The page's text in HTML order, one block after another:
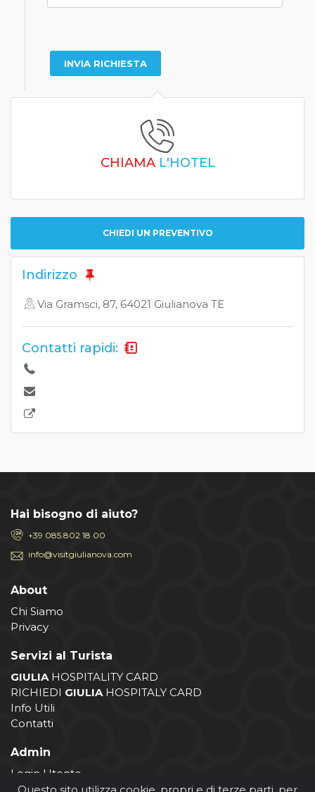
CHIAMAL'HOTEL
CHIEDI UN PREVENTIVO
Indirizzo
Via Gramsci, 87, 64021 Giulianova TE
Contatti rapidi:
Hai bisogno di aiuto?
+39 085.802 18 00
info@visitgiulianova.com
About
Chi Siamo
Privacy
Servizi al Turista
GIULIA HOSPITALITY CARD
RICHIEDI GIULIA HOSPITALY CARD
Info Utili
Contatti
Admin
Login Utente
Login Operatore